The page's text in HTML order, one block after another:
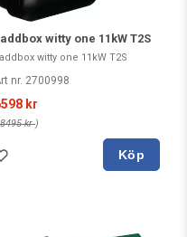
witty one 11kW T2S
witty one 11kW T2S
nr. 2700998
kr
8495 kr)
Köp